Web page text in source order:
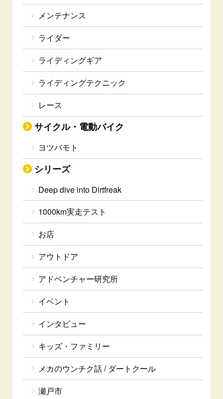
メンテナンス
ライダー
ライディングギア
ライディングテクニック
レース
サイクル・電動バイク
ヨツバモト
シリーズ
Deep dive into Dirtfreak
1000km実走テスト
お店
アウトドア
アドベンチャー研究所
イベント
インタビュー
キッズ・ファミリー
メカのウンチク話 / ダートクール
瀬戸市